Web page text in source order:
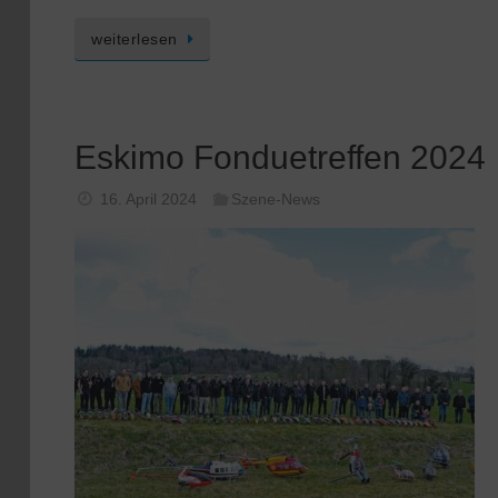
weiterlesen
Eskimo Fonduetreffen 2024
16. April 2024 Szene-News